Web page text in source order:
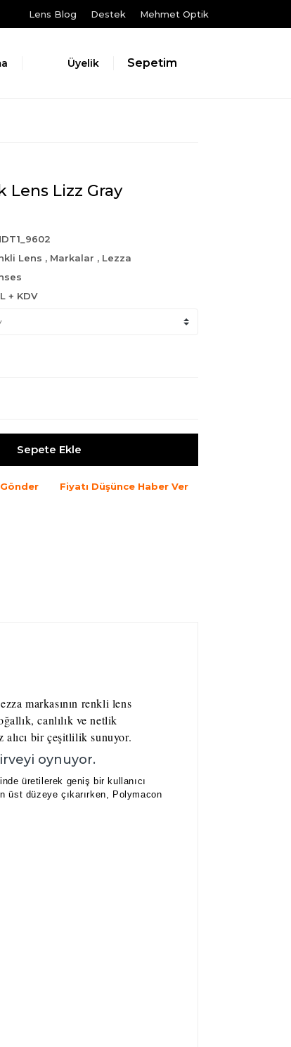
Lens Blog Destek Mehmet Optik
Üyelik Sepetim
Lens Lizz Gray
Lens , Markalar , Lezza
+ KDV
Sepete Ekle
Fiyatı Düşünce Haber Ver
markasının renkli lens
canlılık ve netlik
alıcı bir çeşitlilik sunuyor.
oynuyor.
üretilerek geniş bir kullanıcı
üst düzeye çıkarırken, Polymacon